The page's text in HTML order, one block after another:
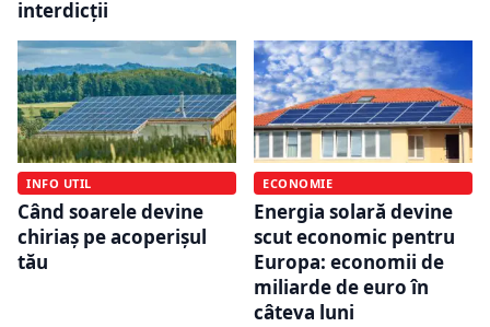
interdicții
INFO UTIL
Când soarele devine
chiriaș pe acoperișul
tău
ECONOMIE
Energia solară devine
scut economic pentru
Europa: economii de
miliarde de euro în
câteva luni